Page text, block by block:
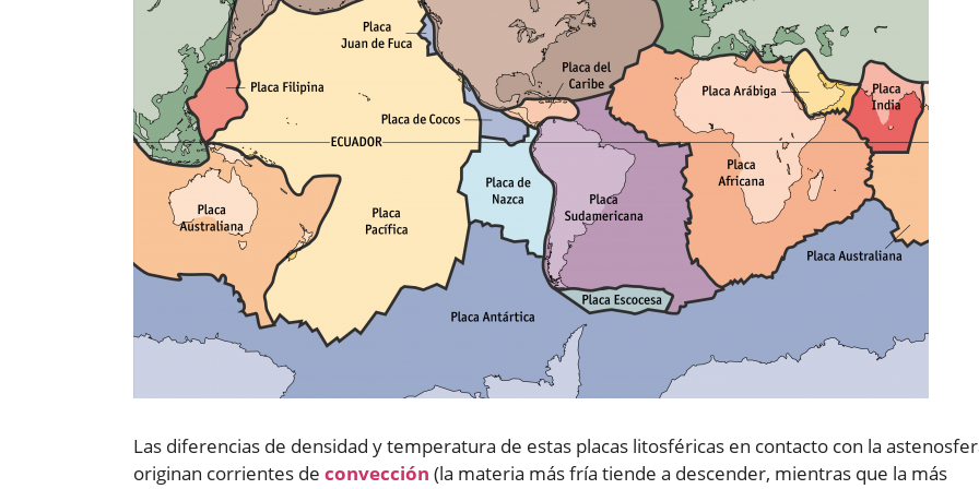
Las diferencias de densidad y temperatura de estas placas litosféricas en contacto con la
originan corrientes de convección (la materia más fría tiende a descender, mientras que la más